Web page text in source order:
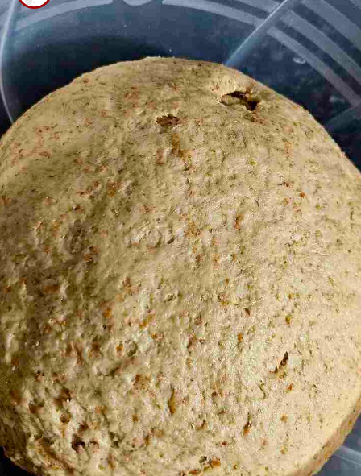
ಅಡುಗೆಗೆ ಉಪ್ಪು ಹೆಚ್ಚಾದರೆ ಅದನ್ನು
ತೆಗೆಯಲು ಗೋಧಿ ಹಿಟ್ಟು ಇದ್ದರೆ ಸಾಕು